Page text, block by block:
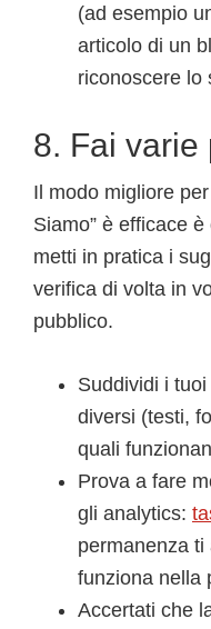
(ad esempio
articolo di un
riconoscere lo
8. Fai varie
Il modo migliore
Siamo” è efficace
metti in pratica i
verifica di volta in
pubblico.
Suddividi i
diversi (testi,
quali
Prova a fare
gli analytics:
permanenza
funziona nella
Accertati che